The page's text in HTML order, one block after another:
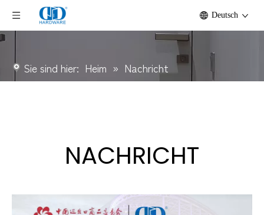
Deutsch
Sie sind hier: Heim » Nachricht
NACHRICHT